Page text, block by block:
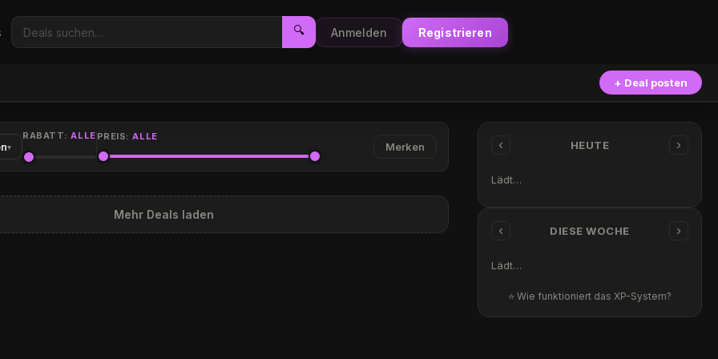
🔍 Anmelden Registrieren
+ Deal posten
▾
RABATT:ALLE PREIS:ALLE
Merken
Mehr Deals laden
‹ HEUTE ›
Lädt…
‹ DIESE WOCHE ›
Lädt…
⭐ Wie funktioniert das XP-System?